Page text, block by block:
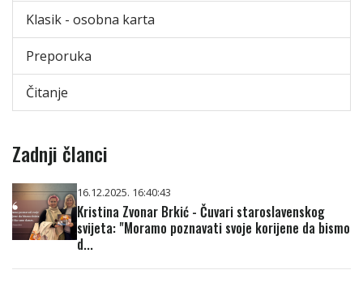
Klasik - osobna karta
Preporuka
Čitanje
Zadnji članci
16.12.2025. 16:40:43
Kristina Zvonar Brkić - Čuvari staroslavenskog
svijeta: "Moramo poznavati svoje korijene da bismo
d...